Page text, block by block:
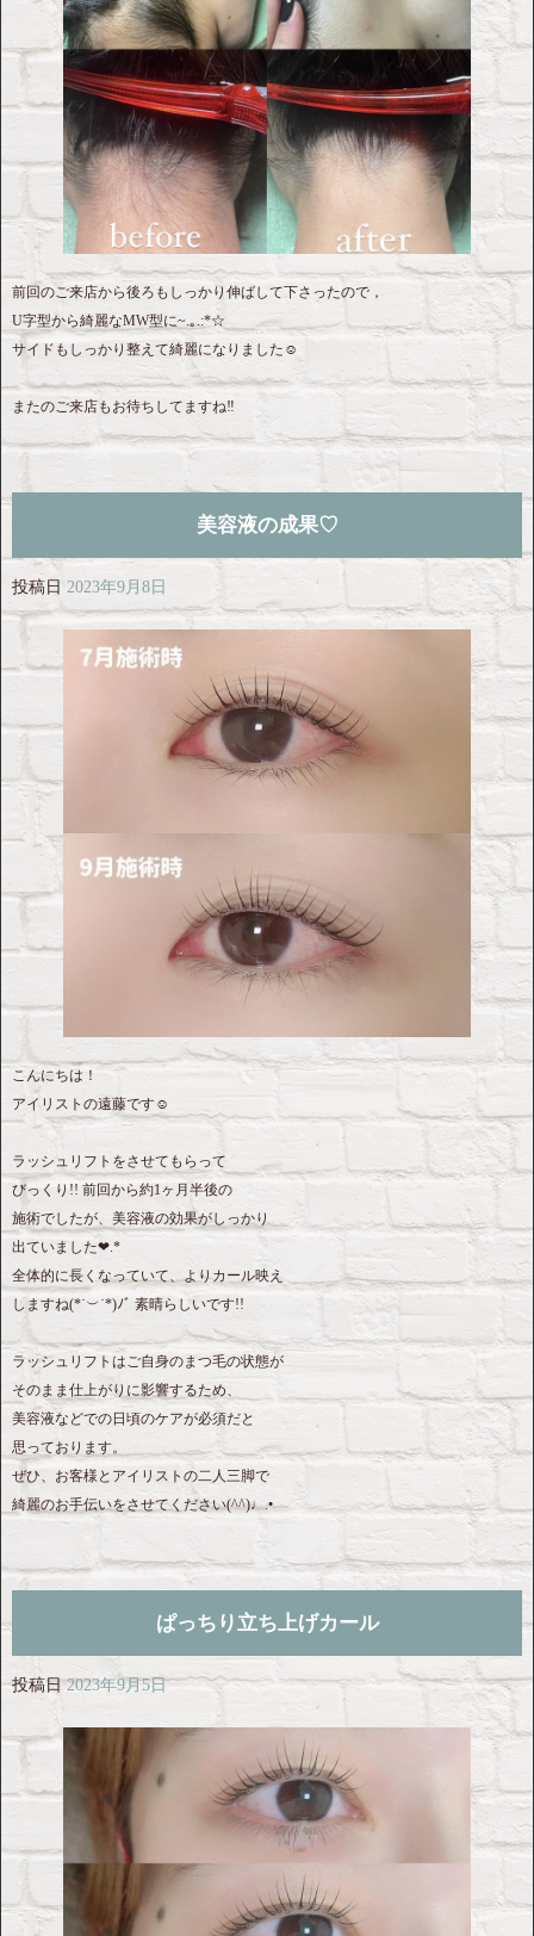
前回のご来店から後ろもしっかり伸ばして下さったので，
U字型から綺麗なMW型に~.｡.:*☆
サイドもしっかり整えて綺麗になりました☺︎
またのご来店もお待ちしてますね‼︎
美容液の成果♡
投稿日 2023年9月8日
こんにちは！
アイリストの遠藤です☺︎
ラッシュリフトをさせてもらって
びっくり!! 前回から約1ヶ月半後の
施術でしたが、美容液の効果がしっかり
出ていました❤︎.*
全体的に長くなっていて、よりカール映え
しますね(*˙︶˙*)ﾉﾞ 素晴らしいです!!
ラッシュリフトはご自身のまつ毛の状態が
そのまま仕上がりに影響するため、
美容液などでの日頃のケアが必須だと
思っております。
ぜひ、お客様とアイリストの二人三脚で
綺麗のお手伝いをさせてください(^^)♩.•
ぱっちり立ち上げカール
投稿日 2023年9月5日